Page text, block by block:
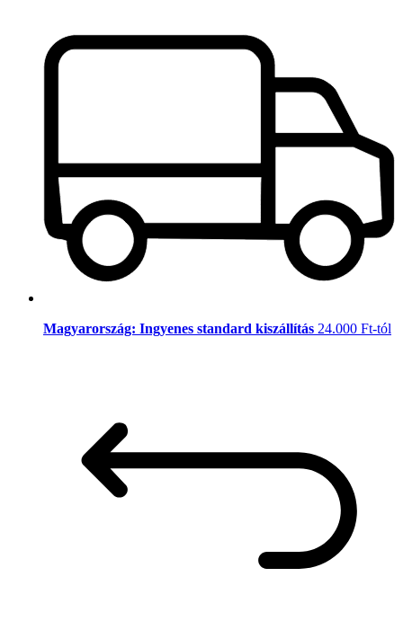
Magyarország: Ingyenes standard kiszállítás 24.000 Ft-tól